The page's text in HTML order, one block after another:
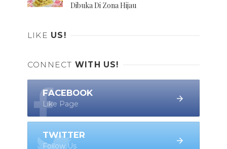
Dibuka Di Zona Hijau
LIKE US!
CONNECT WITH US!
FACEBOOK
Like Page
TWITTER
Follow Us